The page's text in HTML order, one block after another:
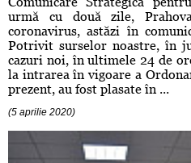
urmă cu două zile,
coronavirus, astăzi în
Potrivit surselor noastre, în
cazuri noi, în ultimele 24 de
la intrarea în vigoare a
prezent, au fost plasate în ...
(5 aprilie 2020)